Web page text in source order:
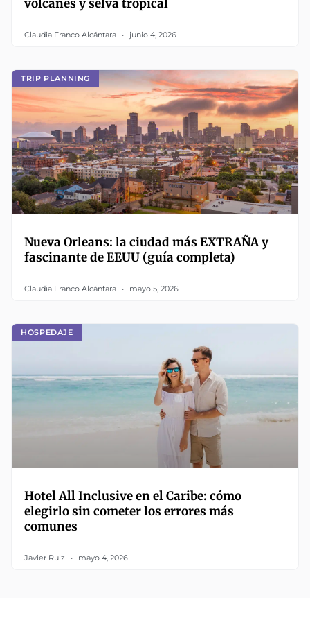
volcanes y selva tropical
Claudia Franco Alcántara junio 4, 2026
TRIP PLANNING
Nueva Orleans: la ciudad más EXTRAÑA y
fascinante de EEUU (guía completa)
Claudia Franco Alcántara mayo 5, 2026
HOSPEDAJE
Hotel All Inclusive en el Caribe: cómo
elegirlo sin cometer los errores más
comunes
Javier Ruiz mayo 4, 2026